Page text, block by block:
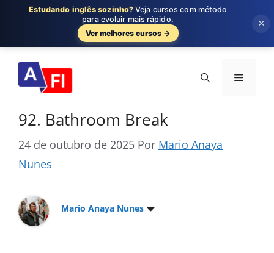
para
conteúdo
Menu
92. Bathroom Break
24 de outubro de 2025 Por Mario Anaya
Nunes
Mario Anaya Nunes
Estudando inglês sozinho? Veja cursos com método
para evoluir mais rápido.
Ver melhores cursos →
×